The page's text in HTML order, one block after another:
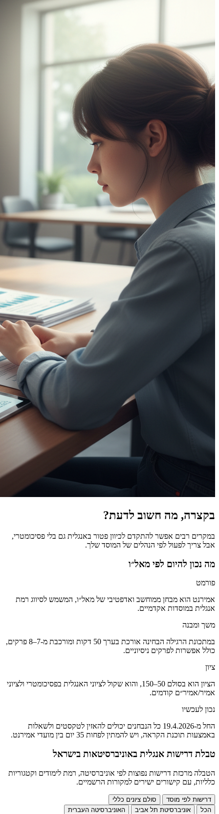
בקצרה, מה חשוב לדעת?
במקרים רבים אפשר להתקדם לכיוון פטור באנגלית גם בלי פסיכומטרי,
אבל צריך לפעול לפי הנהלים של המוסד שלך.
מה נכון להיום לפי מאל״ו
פורמט
אמירנט הוא מבחן ממוחשב ואדפטיבי של מאל״ו, המשמש לסיווג רמת
אנגלית במוסדות אקדמיים.
משך ומבנה
במתכונת הרגילה הבחינה אורכת בערך 50 דקות ומורכבת מ-7–8 פרקים,
כולל אפשרות לפרקים ניסיוניים.
ציון
הציון הוא בסולם 50–150, והוא שקול לציוני האנגלית בפסיכומטרי ולציוני
אמיר/אמיר״ם קודמים.
נכון לעכשיו
החל מ-19.4.2026 כל הנבחנים יכולים להאזין לטקסטים ולשאלות
באמצעות תוכנת הקראה, ויש להמתין לפחות 35 יום בין מועדי אמירנט.
טבלת דרישות אנגלית באוניברסיטאות בישראל
הטבלה מרכזת דרישות נפוצות לפי אוניברסיטה, רמת לימודים וקטגוריות
כלליות, עם קישורים ישירים למקורות הרשמיים.
דרישות לפי מוסד
סולם ציונים כללי
הכל
אוניברסיטת תל אביב
האוניברסיטה העברית